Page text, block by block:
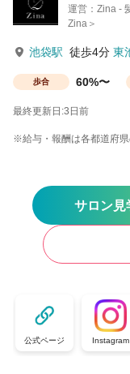
運営：Zina -
Zina＞
池袋駅 徒歩4分 東
歩合 60%〜
最終更新日:3日前
※給与・報酬は各都道府
サロン見
公式ページ Instagram